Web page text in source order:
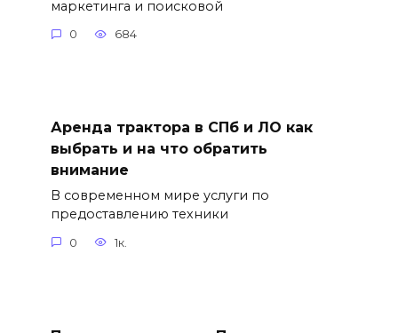
маркетинга и поисковой
0 684
Аренда трактора в СПб и ЛО как
выбрать и на что обратить
внимание
В современном мире услуги по
предоставлению техники
0 1к.